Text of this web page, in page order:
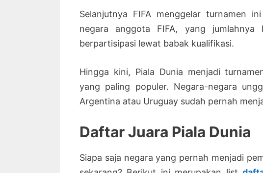
Selanjutnya FIFA menggelar turnamen
negara anggota FIFA, yang
berpartisipasi lewat babak kualifikasi.
Hingga kini, Piala Dunia menjadi
yang paling populer. Negara-negara
Argentina atau Uruguay sudah pernah
Daftar Juara Piala Dunia
Siapa saja negara yang pernah menjadi